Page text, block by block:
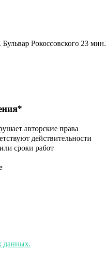
Бульвар Рокоссовского 23 мин.
авторские права
действительности
сроки работ
данных.